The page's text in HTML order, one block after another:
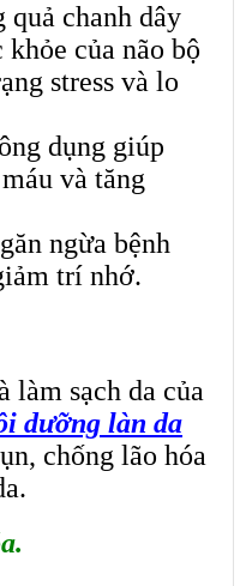
chanh dây
của não bộ
stress và lo
dụng giúp
và tăng
ngừa bệnh
trí nhớ.
làm sạch da của
dưỡng làn da
chống lão hóa